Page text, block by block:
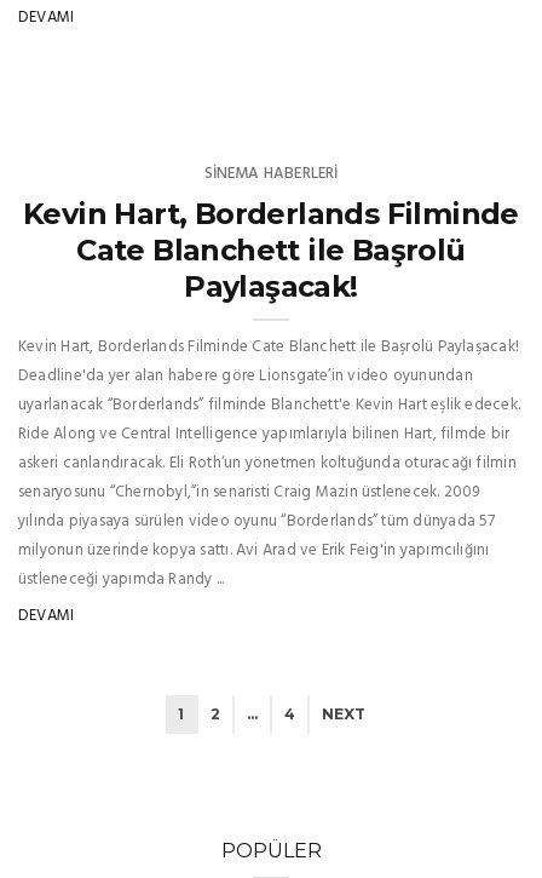
DEVAMI
SINEMA HABERLERI
Kevin Hart, Borderlands Filminde
Cate Blanchett ile Başrolü
Paylaşacak!
Kevin Hart, Borderlands Filminde Cate Blanchett ile Başrolü Paylaşacak!
Deadline'da yer alan habere göre Lionsgate’in video oyunundan
uyarlanacak “Borderlands” filminde Blanchett'e Kevin Hart eşlik edecek.
Ride Along ve Central Intelligence yapımlarıyla bilinen Hart, filmde bir
askeri canlandıracak. Eli Roth‘un yönetmen koltuğunda oturacağı filmin
senaryosunu “Chernobyl,”in senaristi Craig Mazin üstlenecek. 2009
yılında piyasaya sürülen video oyunu “Borderlands” tüm dünyada 57
milyonun üzerinde kopya sattı. Avi Arad ve Erik Feig'in yapımcılığını
üstleneceği yapımda Randy ...
DEVAMI
1 2 … 4 NEXT
POPÜLER